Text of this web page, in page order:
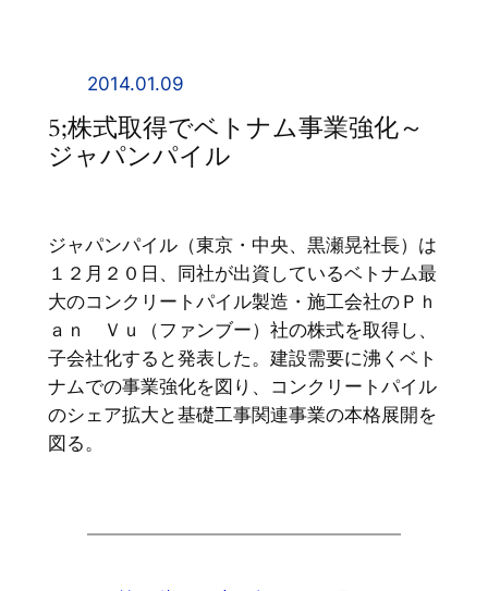
2014.01.09
5;株式取得でベトナム事業強化～
ジャパンパイル
ジャパンパイル（東京・中央、黒瀬晃社長）は
１２月２０日、同社が出資しているベトナム最
大のコンクリートパイル製造・施工会社のＰｈ
ａｎ Ｖｕ（ファンブー）社の株式を取得し、
子会社化すると発表した。建設需要に沸くベト
ナムでの事業強化を図り、コンクリートパイル
のシェア拡大と基礎工事関連事業の本格展開を
図る。